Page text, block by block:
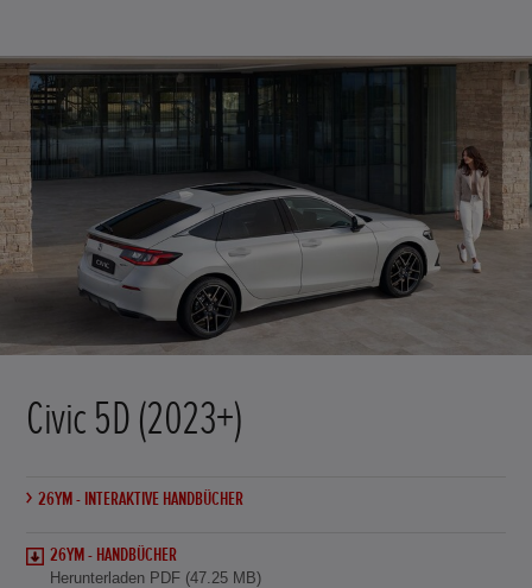
Civic 5D (2023+)
26YM - INTERAKTIVE HANDBÜCHER
26YM - HANDBÜCHER
Herunterladen PDF (47.25 MB)